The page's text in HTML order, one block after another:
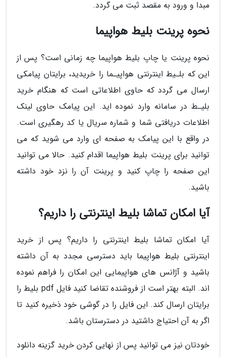
مبدا و ورود به مقصد ثبت می گردد.
نحوه پرینت بلیط هواپیما
نحوه پرینت یا چاپ بلیط هواپیما چه زمانی است؟ پس از
این که بلـیط اینترنتی هواپیـما را خریدید، برایتان پیامکی
ارسال می گردد که حاوی اطلاعاتی است که هنگام خرید
بلیـط در سامانه وارد نموده اید. این پیامک حاوی لینک
اطلاعات دریافتی شما و شماره سریال یا کد رهگیری است.
در واقع با این پیامک به صفحه ای وارد می شوید که می
توانید برای پرینت بلیط هواپیما اقدام کنید. حالا می توانید
این صفحه را چاپ کنید و پرینت آن را نزد خود داشته
باشید.
آیا امکان تماشا بلیط اینترنتی را داریم؟
آیا امکان تماشا بلیط اینترنتی را داریم؟ پس از خرید
اینترنتی بلیط هواپیما باید دسترسی مجدد به آن داشته
باشید و آژانس های هواپیمایی این امکان را فراهم نموده
اند. البته بهتر است از فروشنده تقاضا کنید فایل pdf بلیط را
برایتان ارسال کند. این فایل را در گوشی خود ذخیره کنید تا
اگر به آن احتیاج داشتید در دسترستان باشد.
خودتان نیز می توانید پس از نهایی کردن خرید گزینه دانلود